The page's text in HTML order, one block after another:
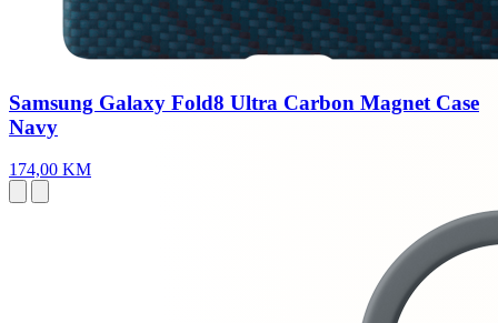
Samsung Galaxy Fold8 Ultra Carbon Magnet Case
Navy
174,00 KM